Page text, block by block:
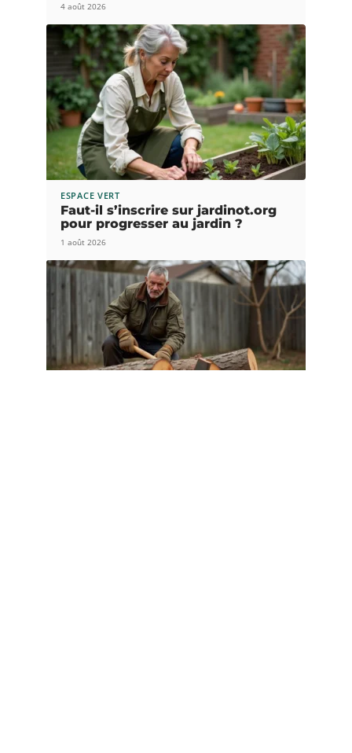
4 août 2026
ESPACE VERT
Faut-il s’inscrire sur jardinot.org
pour progresser au jardin ?
1 août 2026